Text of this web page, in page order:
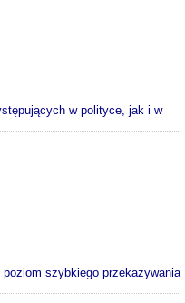
w polityce, jak i w
szybkiego przekazywania